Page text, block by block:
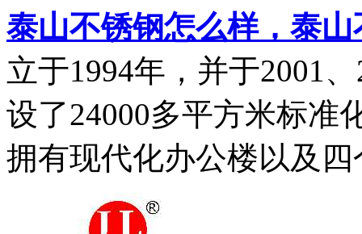
泰山不锈钢怎么样，泰
立于1994年，并于2001
设了24000多平方米标准
拥有现代化办公楼以及